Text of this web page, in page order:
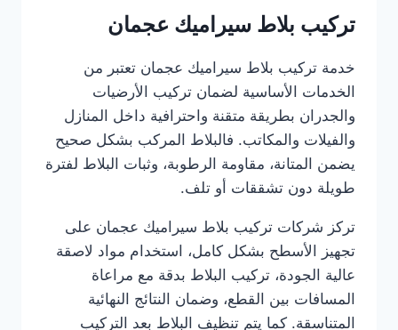
تركيب بلاط سيراميك عجمان
خدمة تركيب بلاط سيراميك عجمان تعتبر من
الخدمات الأساسية لضمان تركيب الأرضيات
والجدران بطريقة متقنة واحترافية داخل المنازل
والفيلات والمكاتب. فالبلاط المركب بشكل صحيح
يضمن المتانة، مقاومة الرطوبة، وثبات البلاط لفترة
طويلة دون تشققات أو تلف.
تركز شركات تركيب بلاط سيراميك عجمان على
تجهيز الأسطح بشكل كامل، استخدام مواد لاصقة
عالية الجودة، تركيب البلاط بدقة مع مراعاة
المسافات بين القطع، وضمان النتائج النهائية
المتناسقة. كما يتم تنظيف البلاط بعد التركيب